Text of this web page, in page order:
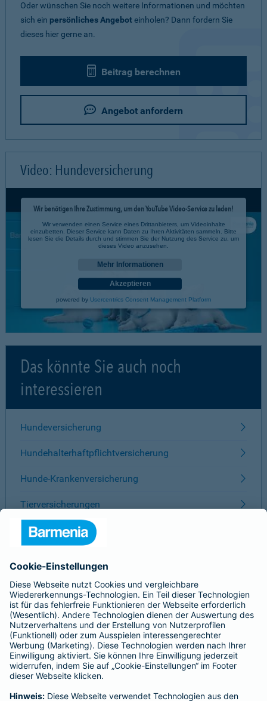
Oder wünschen Sie noch weitere Informationen und möchten
sich ein persönliches Angeboteinholen? Dann fordern Sie
dieses hier gerne an.
Beitrag berechnen
Angebot anfordern
Video: Hundeversicherung
Wir benötigen Ihre Zustimmung, um den YouTube Video-Service zu laden!
Wir verwenden einen Service eines Drittanbieters, um Videoinhalte
einzubetten. Dieser Service kann Daten zu Ihren Aktivitäten sammeln. Bitte
lesen Sie die Details durch und stimmen Sie der Nutzung des Service zu, um
dieses Video anzusehen.
Mehr Informationen
Akzeptieren
powered by Usercentrics Consent Management Platform
Das könnte Sie auch noch
interessieren
Hundeversicherung
Hundehalterhaftpflichtversicherung
Hunde-Krankenversicherung
Tierversicherungen
ÜBER BARMENIA
Kontakt
Karriere
Presse
Unternehmen
Anfahrt
Affiliate-Partner werden
Barmenia ist Teil der BarmeniaGothaer